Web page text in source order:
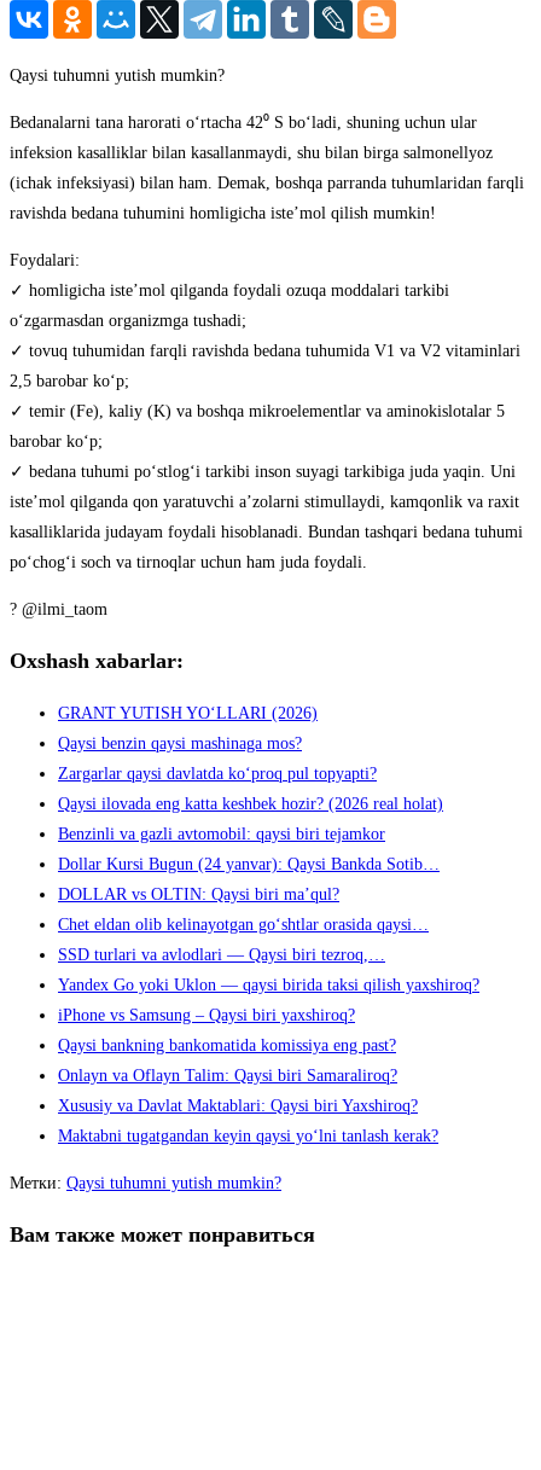
Qaysi tuhumni yutish mumkin?
Bedanalarni tana harorati o‘rtacha 42⁰ S bo‘ladi, shuning uchun ular
infeksion kasalliklar bilan kasallanmaydi, shu bilan birga salmonellyoz
(ichak infeksiyasi) bilan ham. Demak, boshqa parranda tuhumlaridan farqli
ravishda bedana tuhumini homligicha iste’mol qilish mumkin!
Foydalari:
✓ homligicha iste’mol qilganda foydali ozuqa moddalari tarkibi
o‘zgarmasdan organizmga tushadi;
✓ tovuq tuhumidan farqli ravishda bedana tuhumida V1 va V2 vitaminlari
2,5 barobar ko‘p;
✓ temir (Fe), kaliy (K) va boshqa mikroelementlar va aminokislotalar 5
barobar ko‘p;
✓ bedana tuhumi po‘stlog‘i tarkibi inson suyagi tarkibiga juda yaqin. Uni
iste’mol qilganda qon yaratuvchi a’zolarni stimullaydi, kamqonlik va raxit
kasalliklarida judayam foydali hisoblanadi. Bundan tashqari bedana tuhumi
po‘chog‘i soch va tirnoqlar uchun ham juda foydali.
? @ilmi_taom
Oxshash xabarlar:
GRANT YUTISH YO‘LLARI (2026)
Qaysi benzin qaysi mashinaga mos?
Zargarlar qaysi davlatda ko‘proq pul topyapti?
Qaysi ilovada eng katta keshbek hozir? (2026 real holat)
Benzinli va gazli avtomobil: qaysi biri tejamkor
Dollar Kursi Bugun (24 yanvar): Qaysi Bankda Sotib…
DOLLAR vs OLTIN: Qaysi biri ma’qul?
Chet eldan olib kelinayotgan go‘shtlar orasida qaysi…
SSD turlari va avlodlari — Qaysi biri tezroq,…
Yandex Go yoki Uklon — qaysi birida taksi qilish yaxshiroq?
iPhone vs Samsung – Qaysi biri yaxshiroq?
Qaysi bankning bankomatida komissiya eng past?
Onlayn va Oflayn Talim: Qaysi biri Samaraliroq?
Xususiy va Davlat Maktablari: Qaysi biri Yaxshiroq?
Maktabni tugatgandan keyin qaysi yo‘lni tanlash kerak?
Метки: Qaysi tuhumni yutish mumkin?
Вам также может понравиться